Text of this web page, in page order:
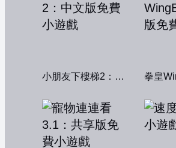
小朋友下樓梯2：中文版